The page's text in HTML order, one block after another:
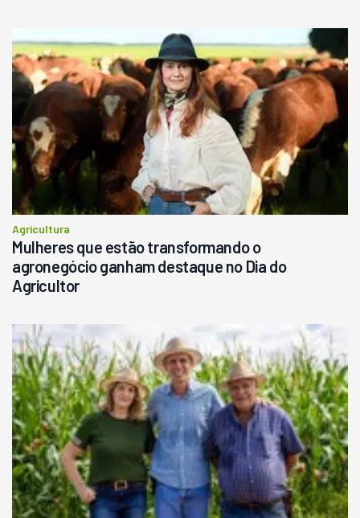
Agricultura
Mulheres que estão transformando o
agronegócio ganham destaque no Dia do
Agricultor